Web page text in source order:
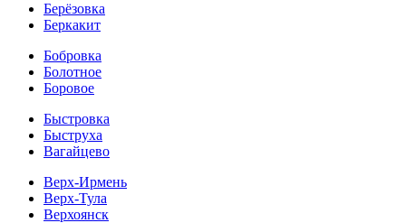
Берёзовка
Беркакит
Бобровка
Болотное
Боровое
Быстровка
Быструха
Вагайцево
Верх-Ирмень
Верх-Тула
Верхоянск